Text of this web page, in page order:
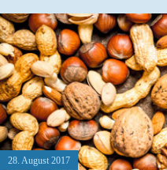
28. August 2017